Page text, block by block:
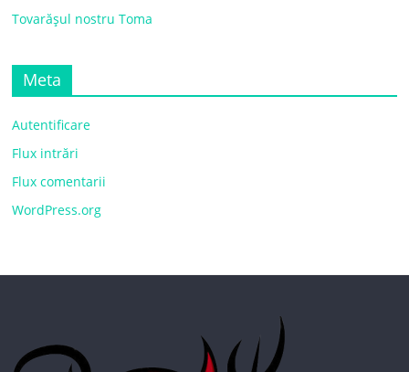
Tovarășul nostru Toma
Meta
Autentificare
Flux intrări
Flux comentarii
WordPress.org